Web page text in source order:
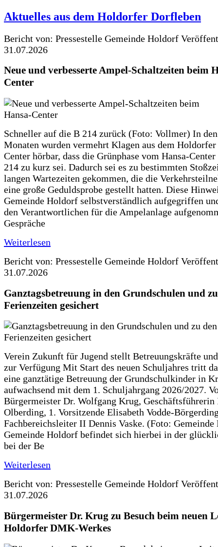
Aktuelles aus dem Holdorfer Dorfleben
Bericht von: Pressestelle Gemeinde Holdorf
31.07.2026
Neue und verbesserte Ampel-Schaltzeiten beim
Center
Schneller auf die B 214 zurück (Foto: Vollmer) In
Monaten wurden vermehrt Klagen aus dem Holdorfer
Center hörbar, dass die Grünphase vom Hansa-
214 zu kurz sei. Dadurch sei es zu bestimmten
langen Wartezeiten gekommen, die die
eine große Geduldsprobe gestellt hatten. Diese
Gemeinde Holdorf selbstverständlich aufgegriffen
den Verantwortlichen für die Ampelanlage
Gespräche
Weiterlesen
Bericht von: Pressestelle Gemeinde Holdorf
31.07.2026
Ganztagsbetreuung in den Grundschulen und
Ferienzeiten gesichert
Verein Zukunft für Jugend stellt Betreuungskräfte
zur Verfügung Mit Start des neuen Schuljahres tritt
eine ganztätige Betreuung der Grundschulkinder in
aufwachsend mit dem 1. Schuljahrgang 2026/2027.
Bürgermeister Dr. Wolfgang Krug, Geschäftsführerin
Olberding, 1. Vorsitzende Elisabeth Vodde-
Fachbereichsleiter II Dennis Vaske. (Foto:
Gemeinde Holdorf befindet sich hierbei in der
bei der Be
Weiterlesen
Bericht von: Pressestelle Gemeinde Holdorf
31.07.2026
Bürgermeister Dr. Krug zu Besuch beim neuen
Holdorfer DMK-Werkes